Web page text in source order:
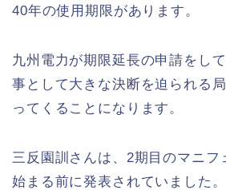
40年の使用期限があります。
九州電力が期限延長の申請をし
事として大きな決断を迫られる
ってくることになります。
三反園訓さんは、2期目のマニフ
始まる前に発表されていました。